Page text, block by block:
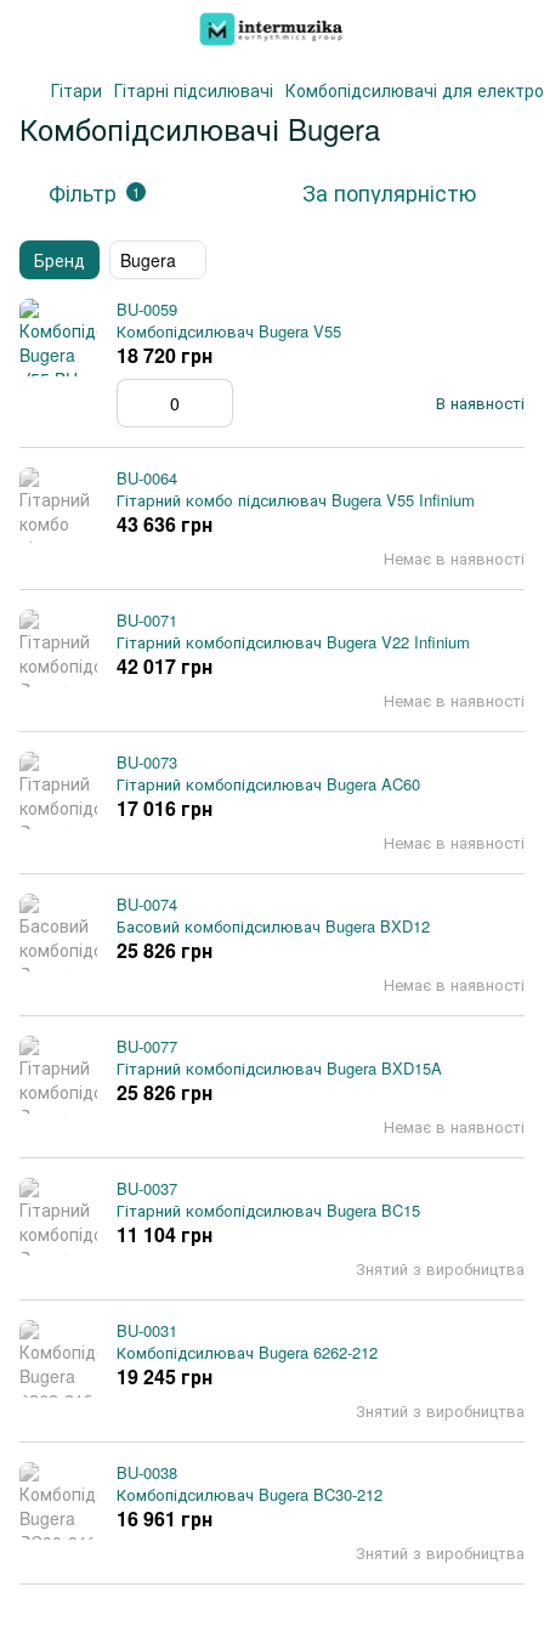
Гітари Гітарні підсилювачі Комбопідсилювачі для
Комбопідсилювачі Bugera
Фільтр 1 За популярністю
Бренд Bugera
BU-0059
Комбопідсилювач Bugera V55
В наявності
18 720 грн
BU-0064
Гітарний комбо підсилювач Bugera V55 Infinium
Немає в наявності
43 636 грн
BU-0071
Гітарний комбопідсилювач Bugera V22 Infinium
Немає в наявності
42 017 грн
BU-0073
Гітарний комбопідсилювач Bugera AC60
Немає в наявності
17 016 грн
BU-0074
Басовий комбопідсилювач Bugera BXD12
Немає в наявності
25 826 грн
BU-0077
Гітарний комбопідсилювач Bugera BXD15A
Немає в наявності
25 826 грн
BU-0037
Гітарний комбопідсилювач Bugera BC15
Знятий з виробництва
11 104 грн
BU-0031
Комбопідсилювач Bugera 6262-212
Знятий з виробництва
19 245 грн
BU-0038
Комбопідсилювач Bugera BC30-212
Знятий з виробництва
16 961 грн